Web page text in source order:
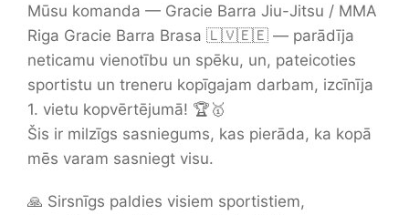
Mūsu komanda — Gracie Barra Jiu-Jitsu / MMA
Riga Gracie Barra Brasa 🇱🇻🇪🇪 — parādīja
neticamu vienotību un spēku, un, pateicoties
sportistu un treneru kopīgajam darbam, izcīnīja
1. vietu kopvērtējumā! 🏆🥇
Šis ir milzīgs sasniegums, kas pierāda, ka kopā
mēs varam sasniegt visu.
🙏 Sirsnīgs paldies visiem sportistiem,